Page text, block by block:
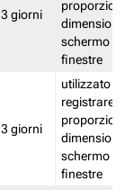
3 giorni
proporzioni
dimensioni
schermo e
finestre
3 giorni
utilizzato per
registrare le
proporzioni
dimensioni
schermo e
finestre